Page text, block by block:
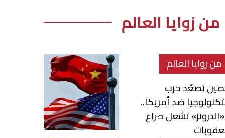
من زوايا العالم
من زوايا العالم
تصعّد حرب
ضد أمريكا..
تشعل صراع